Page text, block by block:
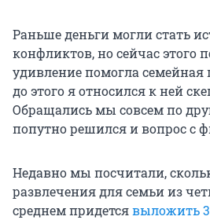
Раньше деньги могли стать
конфликтов, но сейчас этого
удивление помогла семейная
до этого я относился к ней
Обращались мы совсем по
попутно решился и вопрос с
Недавно мы посчитали,
развлечения для семьи из
среднем придетсявыложить